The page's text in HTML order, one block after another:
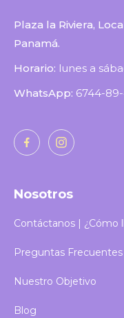
Plaza la Riviera,
Panamá.
Horario: lunes a
WhatsApp: 6744-
Nosotros
Contáctanos | ¿Cómo
Preguntas Frecuentes
Nuestro Objetivo
Blog